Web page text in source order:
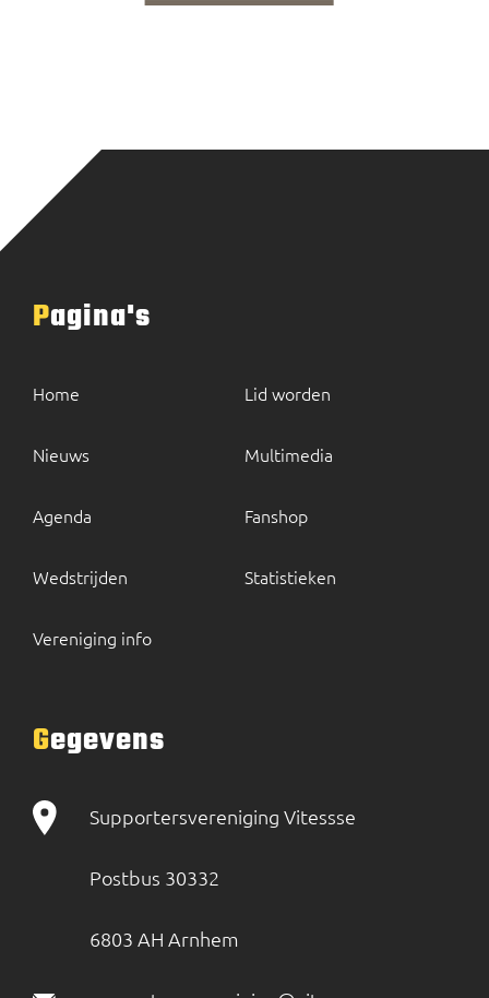
Pagina's
Home
Nieuws
Agenda
Wedstrijden
Vereniging info
Lid worden
Multimedia
Fanshop
Statistieken
Gegevens
Supportersvereniging Vitessse
Postbus 30332
6803 AH Arnhem